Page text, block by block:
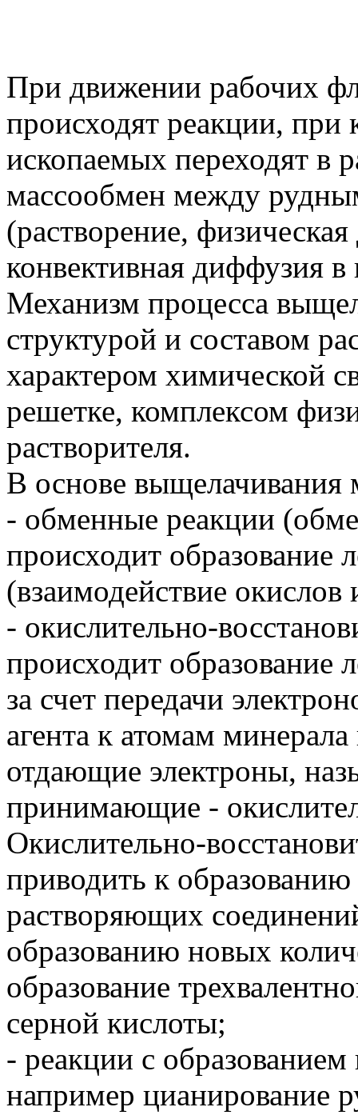
При движении рабочих
происходят реакции, при
ископаемых переходят в
массообмен между
(растворение,
конвективная диффузия
Механизм процесса
структурой и составом
характером химической
решетке, комплексом
растворителя.
В основе выщелачивания
- обменные реакции
происходит образование
(взаимодействие
- окислительно-
происходит образование
за счет передачи
агента к атомам
отдающие электроны,
принимающие -
Окислительно-
приводить к
растворяющих
образованию новых
образование
серной кислоты;
- реакции с
например цианирование